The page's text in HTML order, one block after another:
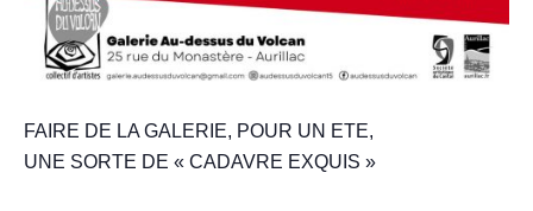
FAIRE DE LA GALERIE, POUR UN ETE,
UNE SORTE DE « CADAVRE EXQUIS »